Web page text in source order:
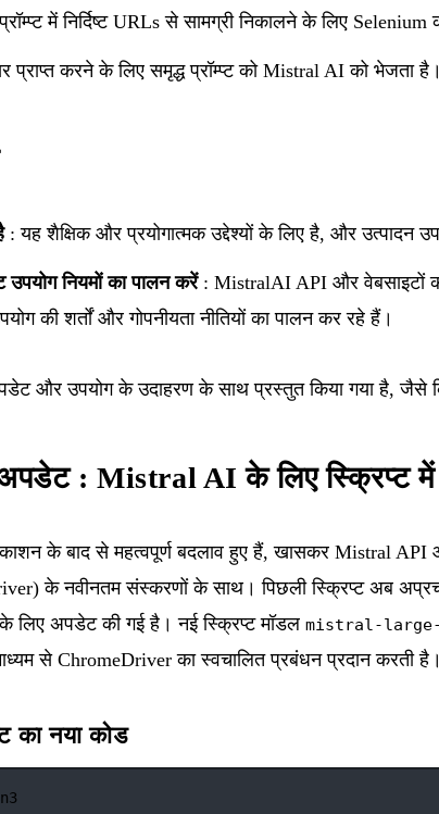
में निर्दिष्ट URLs से सामग्री निकालने के लिए Selenium
प्राप्त करने के लिए समृद्ध प्रॉम्प्ट को Mistral AI को भेजता है।
: यह शैक्षिक और प्रयोगात्मक उद्देश्यों के लिए है, और उत्पादन
नियमों का पालन करें: MistralAI API और वेबसाइटों
की शर्तों और गोपनीयता नीतियों का पालन कर रहे हैं।
और उपयोग के उदाहरण के साथ प्रस्तुत किया गया है, जैसे
: Mistral AI के लिए स्क्रिप्ट में
के बाद से महत्वपूर्ण बदलाव हुए हैं, खासकर Mistral API
के नवीनतम संस्करणों के साथ। पिछली स्क्रिप्ट अब
लिए अपडेट की गई है। नई स्क्रिप्ट मॉडल mistral-
से ChromeDriver का स्वचालित प्रबंधन प्रदान करती है।
का नया कोड